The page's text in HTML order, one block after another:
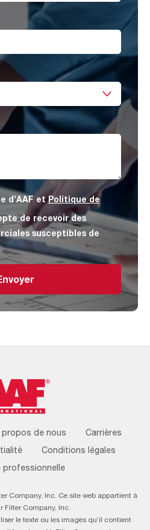
d’AAF etPolitique de
de recevoir des
susceptibles de
Footer
Menu
propos de nous
Carrières
Conditions légales
professionnelle
Company, Inc. Ce site web appartient à
Filter Company, Inc.
le texte ou les images qu’il contient